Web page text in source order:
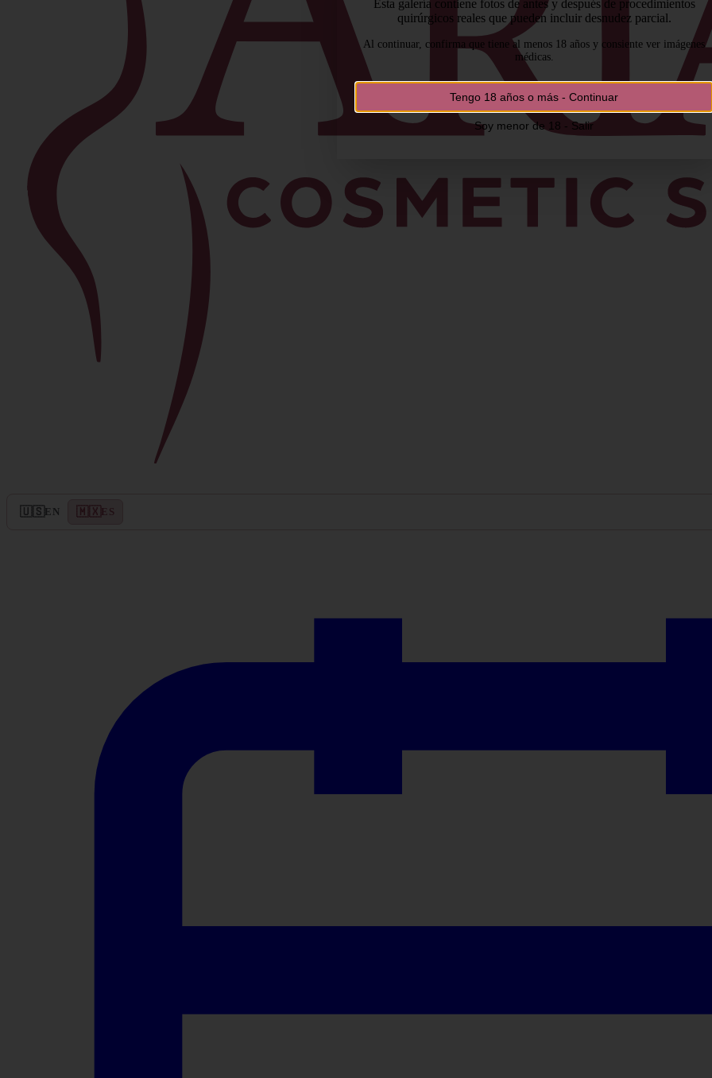
Blefaroplastia
Levantamiento de Cejas
Bichectomía
Lipo de Papada
Lifting Facial
Morpheus8
Lifting de Cuello
Rinoplastia
Ver todos los procedimientos →
🇺🇸 EN 🇲🇽 ES
Esta galería contiene fotos de antes y después de procedimientos
quirúrgicos reales que pueden incluir desnudez parcial.
Al continuar, confirma que tiene al menos 18 años y consiente ver imágenes
médicas.
Tengo 18 años o más - Continuar
Soy menor de 18 - Salir